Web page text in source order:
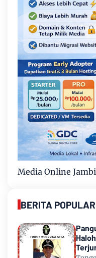
Media Online Jambi
BERITA POPULAR